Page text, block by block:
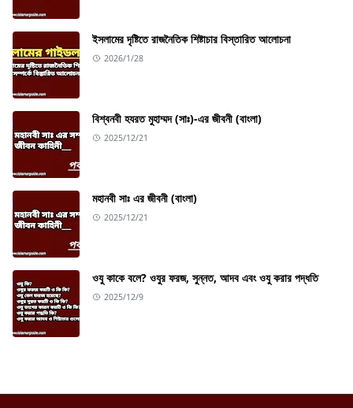
ইসলামের দৃষ্টিতে রাজনৈতিক শিষ্টাচার বিস্তারিত আলোচনা
2026/1/28
বিশ্বনবী হযরত মুহাম্মদ (সাঃ)-এর জীবনী (বাংলা)
2025/12/21
মহানবী সাঃ এর জীবনী (বাংলা)
2025/12/21
ওযু কাকে বলে? ওযুর ফরজ, সুন্নত, আদব এবং ওযু করার পদ্ধতি
2025/12/9